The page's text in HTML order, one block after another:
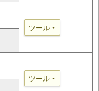
ツール
ツール